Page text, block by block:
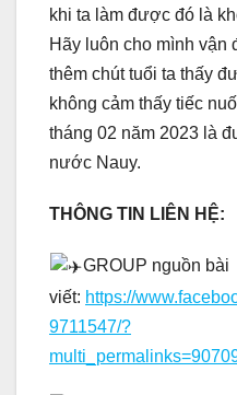
khi ta làm được đó là
Hãy luôn cho mình vận
thêm chút tuổi ta thấy
không cảm thấy tiếc
tháng 02 năm 2023 là
nước Nauy.
THÔNG TIN LIÊN HỆ:
GROUP nguồn bài
viết: https://
9711547/?